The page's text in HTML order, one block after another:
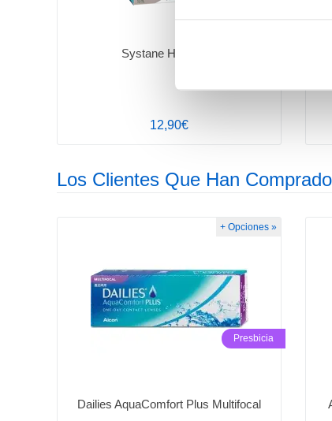
Systane Hydration
12,90€
Los Clientes Que Han
Dailies AquaComfort Plus Multifocal
Presbicia
+ Opciones »